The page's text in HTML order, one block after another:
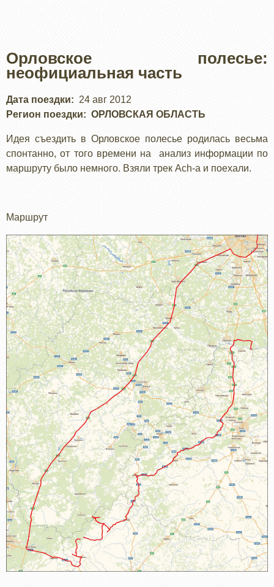
Орловское полесье:
неофициальная часть
Дата поездки
24 авг 2012
Регион поездки
ОРЛОВСКАЯ ОБЛАСТЬ
Идея съездить в Орловское полесье родилась весьма
спонтанно, от того времени на анализ информации по
маршруту было немного. Взяли трек Ach-а и поехали.
Маршрут